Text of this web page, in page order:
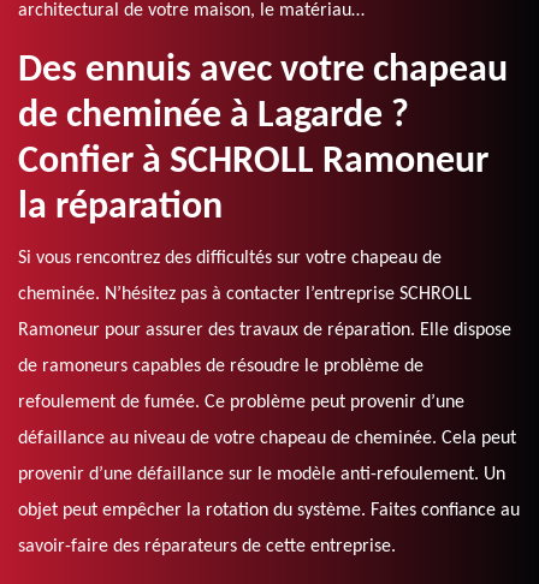
architectural de votre maison, le matériau…
Des ennuis avec votre chapeau
de cheminée à Lagarde ?
Confier à SCHROLL Ramoneur
la réparation
Si vous rencontrez des difficultés sur votre chapeau de
cheminée. N’hésitez pas à contacter l’entreprise SCHROLL
Ramoneur pour assurer des travaux de réparation. Elle dispose
de ramoneurs capables de résoudre le problème de
refoulement de fumée. Ce problème peut provenir d’une
défaillance au niveau de votre chapeau de cheminée. Cela peut
provenir d’une défaillance sur le modèle anti-refoulement. Un
objet peut empêcher la rotation du système. Faites confiance au
savoir-faire des réparateurs de cette entreprise.